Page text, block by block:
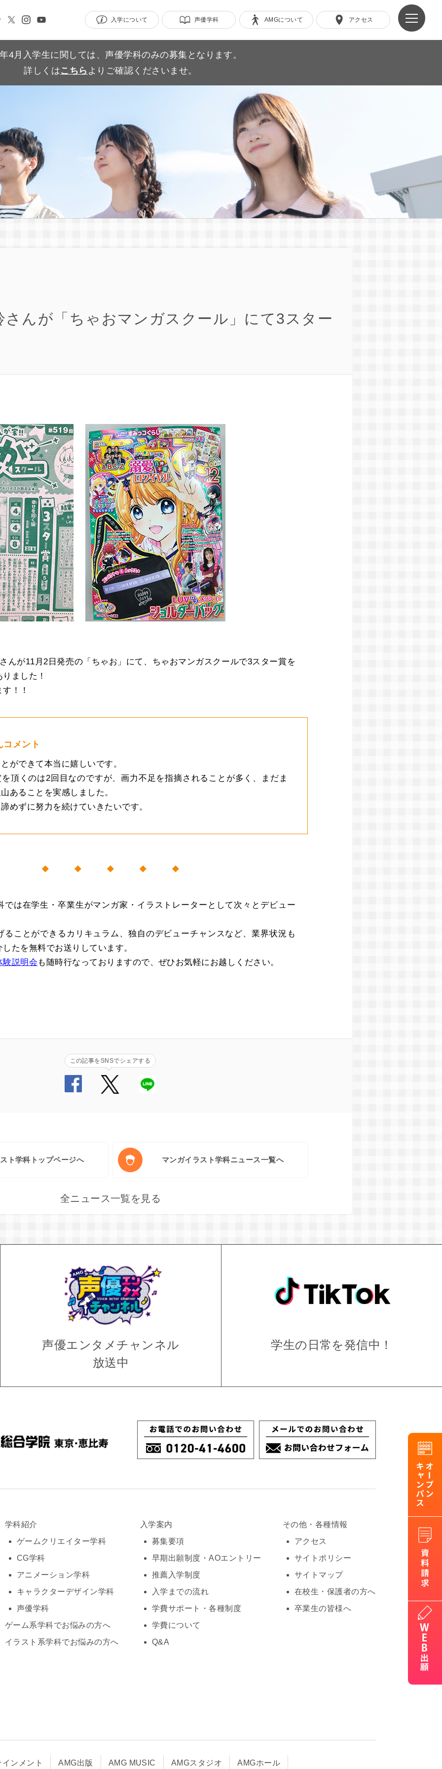
入学について 声優学科 AMGについて アクセス
4月入学生に関しては、声優学科のみの募集となります。
詳しくはこちら よりご確認くださいませ。
さんが「ちゃおマンガスクール」にて3スター
んが11月2日発売の「ちゃお」にて、ちゃおマンガスクールで3スター賞を
ました！
！！
コメント
ができて本当に嬉しいです。
頂くのは2回目なのですが、画力不足を指摘されることが多く、まだま
あることを実感しました。
めずに努力を続けていきたいです。
◆ ◆ ◆ ◆ ◆
では在学生・卒業生がマンガ家・イラストレーターとして次々とデビュー
ることができるカリキュラム、独自のデビューチャンスなど、業界状況も
した を無料でお送りしています。
験説明会 も随時行なっておりますので、ぜひお気軽にお越しください。
この記事をSNSでシェアする
ト学科トップページへ マンガイラスト学科ニュース一覧へ
全ニュース一覧を見る
声優エンタメ チャンネル
放送中
学生の日常を発信中！
学科紹介
ゲームクリエイター学科
CG学科
アニメーション学科
キャラクターデザイン学科
声優学科
ゲーム系学科でお悩みの方へ
イラスト系学科でお悩みの方へ
入学案内
募集要項
早期出願制度・AOエントリー
推薦入学制度
入学までの流れ
学費サポート・各種制度
学費について
Q&A
その他・各種情報
アクセス
サイトポリシー
サイトマップ
在校生・保護者の方へ
卒業生の皆様へ
ンメント AMG出版 AMG MUSIC AMGスタジオ AMGホール